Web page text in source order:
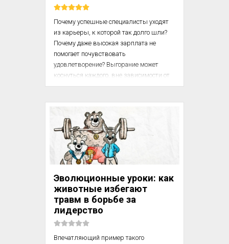
Почему успешные специалисты уходят
из карьеры, к которой так долго шли?
Почему даже высокая зарплата не
помогает почувствовать
удовлетворение? Выгорание может
коснуться каждого, вне зависимости от
уровня дохода и статуса. Давайте
интерес к работе и что с этим делать.
Представьте себе молодого специалиста,
который пять лет назад с горящими
глазами пришёл в крупную компанию.
Он считал, что высокая зарплата,
сделают его счастливым. Первые годы
он работал с энтузиазмом, ставил перед
собой ам...
Эволюционные уроки: как
животные избегают
травм в борьбе за
лидерство
Впечатляющий пример такого